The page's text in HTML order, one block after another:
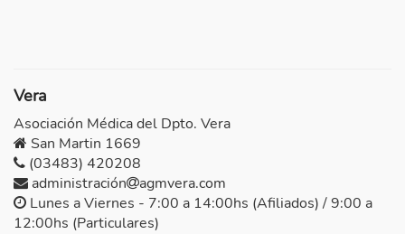
Vera
Asociación Médica del Dpto. Vera
San Martin 1669
(03483) 420208
administración
agmvera.com
Lunes a Viernes - 7:00 a 14:00hs (Afiliados) / 9:00 a
12:00hs (Particulares)